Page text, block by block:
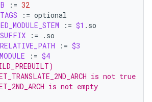
:= 32
:=
:= $1
:=
:= $3
:= $4
is not true
is not empty